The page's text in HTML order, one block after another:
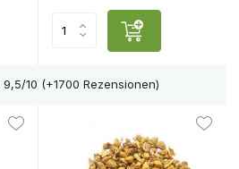
10 (+1700 Rezensionen)